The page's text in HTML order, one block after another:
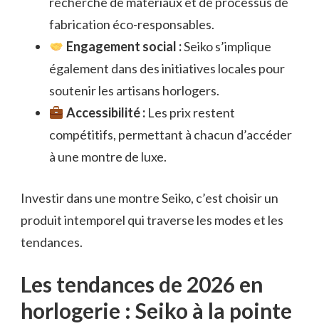
fabrication éco-responsables.
Engagement social :Seiko s’implique
également dans des initiatives locales pour
soutenir les artisans horlogers.
Accessibilité :Les prix restent
compétitifs, permettant à chacun d’accéder
à une montre de luxe.
Investir dans une montre Seiko, c’est choisir un
produit intemporel qui traverse les modes et les
tendances.
Les tendances de 2026 en
horlogerie : Seiko à la pointe